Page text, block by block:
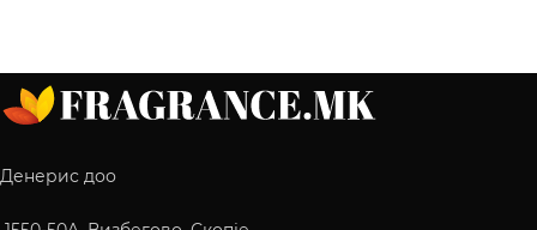
Денерис доо